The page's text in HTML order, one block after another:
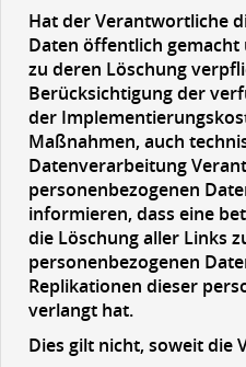
Hat der Verantwortliche
Daten öffentlich gemacht
zu deren Löschung
Berücksichtigung der
der
Maßnahmen, auch
Datenverarbeitung
personenbezogenen
informieren, dass eine
die Löschung aller Links
personenbezogenen
Replikationen dieser
verlangt hat.
Dies gilt nicht, soweit die